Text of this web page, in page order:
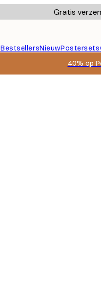
Gratis
BestsellersNieuwPostersets
40% op